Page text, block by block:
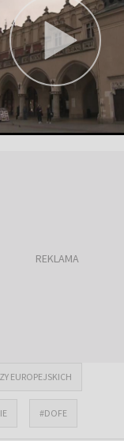
EUROPEJSKICH
#DOFE